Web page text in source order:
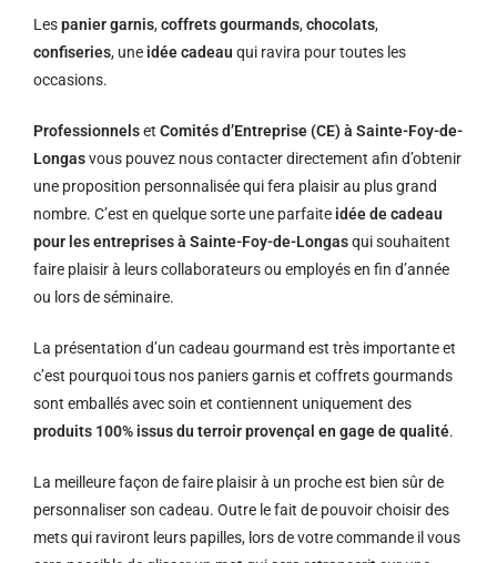
Lespanier garnis,coffrets gourmands,chocolats,
confiseries, une idée cadeau qui ravira pour toutes les
occasions.
Professionnelset Comités d’Entreprise (CE) à Sainte-Foy-de-
Longasvous pouvez nous contacter directement afin d’obtenir
une proposition personnalisée qui fera plaisir au plus grand
nombre. C’est en quelque sorte une parfaite idée de cadeau
pour les entreprises à Sainte-Foy-de-Longasqui souhaitent
faire plaisir à leurs collaborateurs ou employés en fin d’année
ou lors de séminaire.
La présentation d’un cadeau gourmand est très importante et
c’est pourquoi tous nos paniers garnis et coffrets gourmands
sont emballés avec soin et contiennent uniquement des
produits 100% issus du terroir provençal en gage de qualité.
La meilleure façon de faire plaisir à un proche est bien sûr de
personnaliser son cadeau. Outre le fait de pouvoir choisir des
mets qui raviront leurs papilles, lors de votre commande il vous